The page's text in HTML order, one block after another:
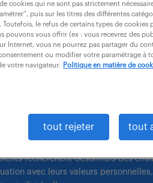
par Randstad auprès de
du monde entier, la 22ème
montre que le
salaire : les talents sont
recherchent désormais des
avec leurs valeurs
cookies qui ne sont pas strictement
puis sur les titres des différentes
le refus de certains types de cookies
pouvons vous offrir (ex : vous recevrez des
Internet, vous ne pourrez pas partager du
ou modifier votre paramétrage à
votre navigateur.
Politique en matière de
tout rejeter tout